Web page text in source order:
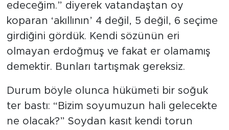
edeceğim.” diyerek vatandaştan oy
koparan ‘akıllının’ 4 değil, 5 değil, 6 seçime
girdiğini gördük. Kendi sözünün eri
olmayan erdoğmuş ve fakat er olamamış
demektir. Bunları tartışmak gereksiz.
Durum böyle olunca hükümeti bir soğuk
ter bastı: “Bizim soyumuzun hali gelecekte
ne olacak?” Soydan kasıt kendi torun